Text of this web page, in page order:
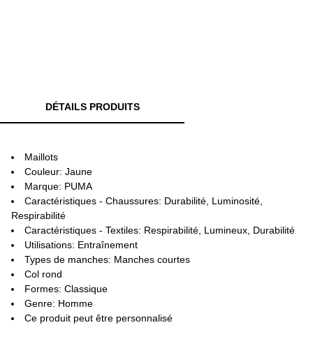
DÉTAILS PRODUITS
Maillots
Couleur: Jaune
Marque: PUMA
Caractéristiques - Chaussures: Durabilité, Luminosité,
Respirabilité
Caractéristiques - Textiles: Respirabilité, Lumineux, Durabilité
Utilisations: Entraînement
Types de manches: Manches courtes
Col rond
Formes: Classique
Genre: Homme
Ce produit peut être personnalisé